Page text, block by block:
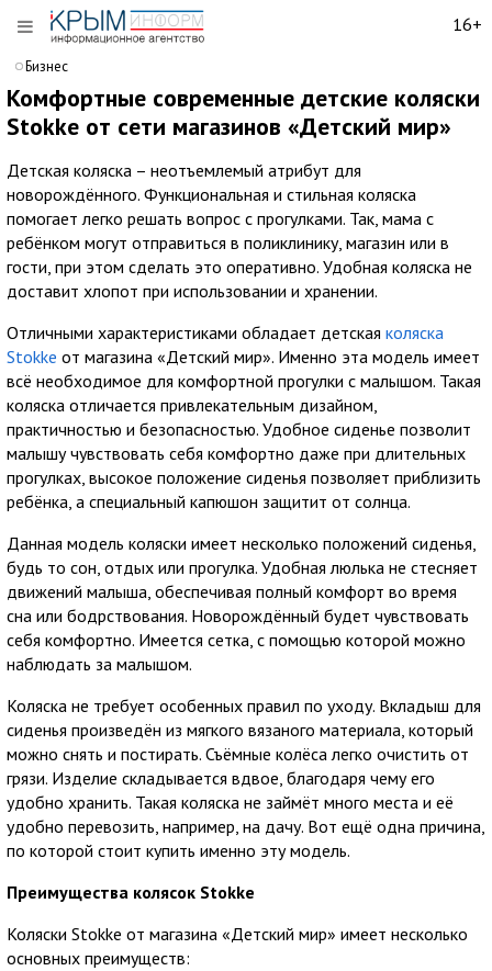
16+
Бизнес
Комфортные современные детские коляски
Stokke от сети магазинов «Детский мир»
Детская коляска – неотъемлемый атрибут для
новорождённого. Функциональная и стильная коляска
помогает легко решать вопрос с прогулками. Так, мама с
ребёнком могут отправиться в поликлинику, магазин или в
гости, при этом сделать это оперативно. Удобная коляска не
доставит хлопот при использовании и хранении.
Отличными характеристиками обладает детская коляска
Stokke от магазина «Детский мир». Именно эта модель имеет
всё необходимое для комфортной прогулки с малышом. Такая
коляска отличается привлекательным дизайном,
практичностью и безопасностью. Удобное сиденье позволит
малышу чувствовать себя комфортно даже при длительных
прогулках, высокое положение сиденья позволяет приблизить
ребёнка, а специальный капюшон защитит от солнца.
Данная модель коляски имеет несколько положений сиденья,
будь то сон, отдых или прогулка. Удобная люлька не стесняет
движений малыша, обеспечивая полный комфорт во время
сна или бодрствования. Новорождённый будет чувствовать
себя комфортно. Имеется сетка, с помощью которой можно
наблюдать за малышом.
Коляска не требует особенных правил по уходу. Вкладыш для
сиденья произведён из мягкого вязаного материала, который
можно снять и постирать. Съёмные колёса легко очистить от
грязи. Изделие складывается вдвое, благодаря чему его
удобно хранить. Такая коляска не займёт много места и её
удобно перевозить, например, на дачу. Вот ещё одна причина,
по которой стоит купить именно эту модель.
Преимущества колясок Stokke
Коляски Stokke от магазина «Детский мир» имеет несколько
основных преимуществ: